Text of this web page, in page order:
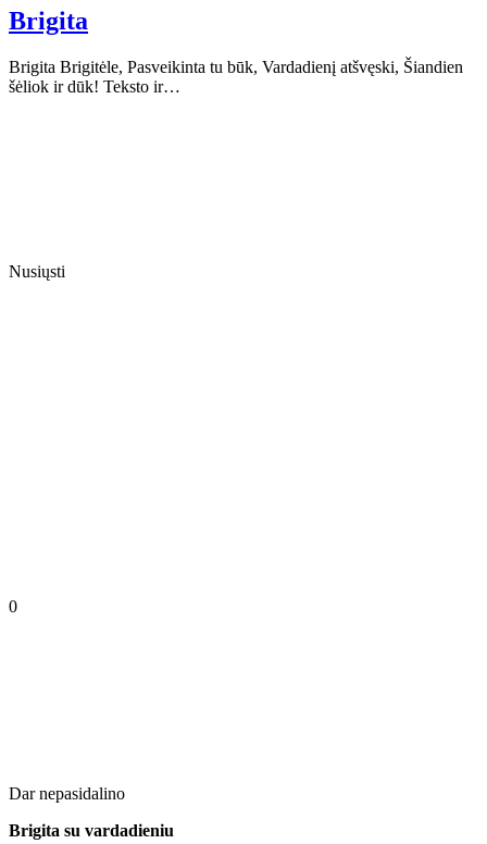
Brigita
Brigita Brigitėle, Pasveikinta tu būk, Vardadienį atšvęski, Šiandien
šėliok ir dūk! Teksto ir…
Nusiųsti
0
Dar nepasidalino
Brigita su vardadieniu